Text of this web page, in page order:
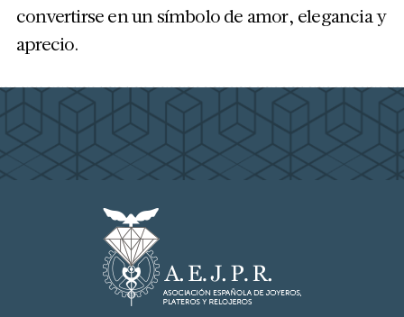
convertirse en un símbolo de amor, elegancia y
aprecio.